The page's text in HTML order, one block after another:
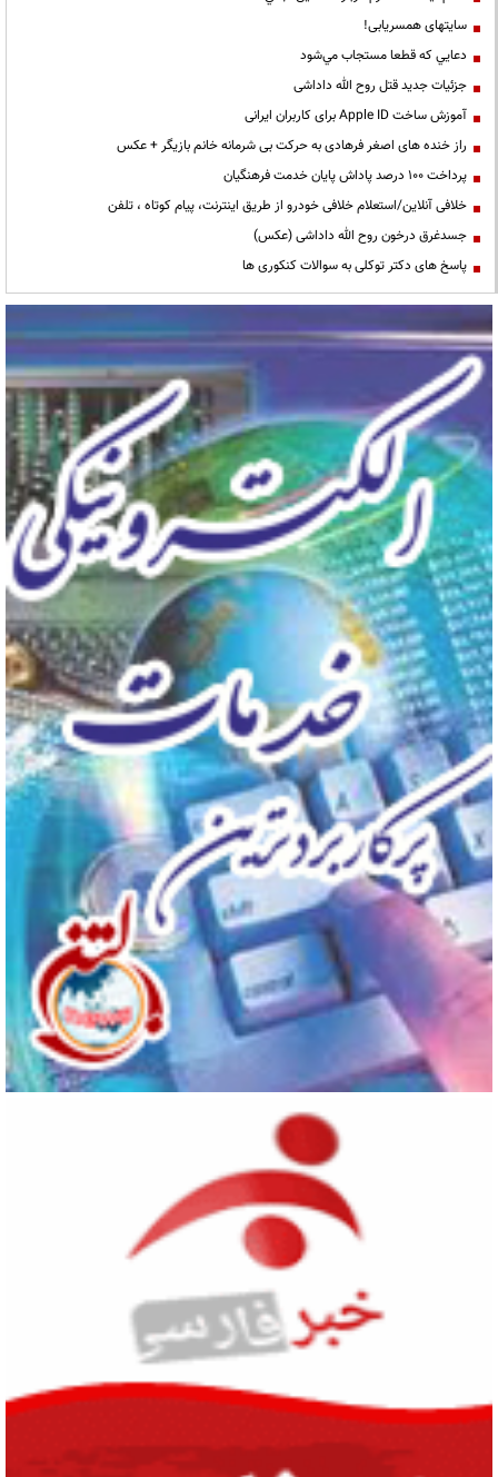
سایتهای همسریابی!
دعايي كه قطعا مستجاب مي‌شود
جزئیات جدید قتل روح الله داداشی
آموزش ساخت Apple ID برای کاربران ایرانی
راز خنده های اصغر فرهادی به حرکت بی شرمانه خانم بازیگر + عکس
پرداخت ۱۰۰ درصد پاداش پایان خدمت فرهنگیان
خلافی آنلاین/استعلام خلافی خودرو از طریق اینترنت، پیام کوتاه ، تلفن
جسدغرق درخون روح الله داداشی (عکس)
پاسخ های دکتر توکلی به سوالات کنکوری ها